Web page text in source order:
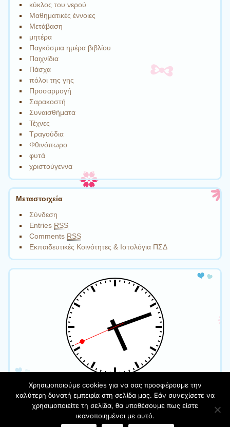
κύκλος του νερού
Μαθηματικές έννοιες
Μετάβαση
μητέρα
Παγκόσμια ημέρα βιβλίου
Παιχνίδια
Πάσχα
πόλοι της γης
Προσαρμογή
Σαρακοστή
Συναισθήματα
Τέχνες
Τραγούδια
Φθινόπωρο
φυτά
χριστούγεννα
Μεταστοιχεία
Σύνδεση
Entries RSS
Comments RSS
Εκπαιδευτικές Κοινότητες & Ιστολόγια ΠΣΔ
Φιλοξενείται στο https://blogs.sch.gr| Θέμα:Cute Frames
Ying Zhang
Χρησιμοποιούμε cookies για να σας προσφέρουμε την
καλύτερη δυνατή εμπειρία στη σελίδα μας. Εάν συνεχίσετε να
χρησιμοποιείτε τη σελίδα, θα υποθέσουμε πως είστε
ικανοποιημένοι με αυτό.